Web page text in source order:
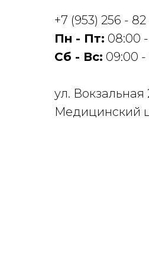
+7 (953) 256 - 82
Пн - Пт: 08:00
Cб - Вс: 09:00 -
ул. Вокзальная
Медицинский